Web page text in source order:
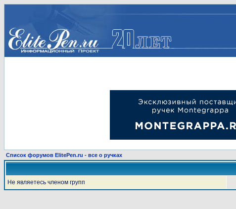
Список форумов ElitePen.ru - все о ручках
Не являетесь членом групп